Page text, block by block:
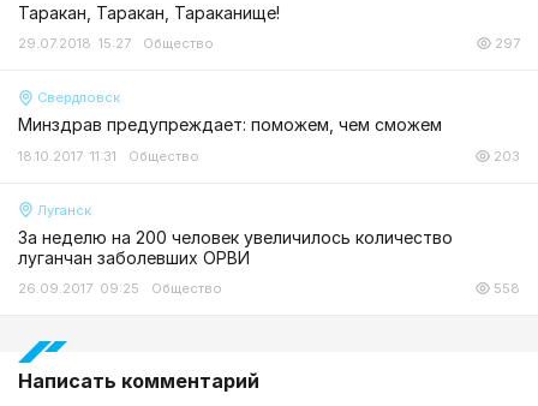
Таракан, Таракан, Тараканище!
29.07.2018 15:27 Общество 297
Свердловск
Минздрав предупреждает: поможем, чем сможем
18.10.2017 11:31 Общество 203
Луганск
За неделю на 200 человек увеличилось количество
луганчан заболевших ОРВИ
26.09.2017 09:25 Общество 558
Написать комментарий